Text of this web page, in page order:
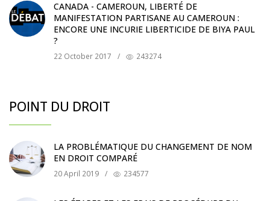
CANADA - CAMEROUN, LIBERTÉ DE
MANIFESTATION PARTISANE AU CAMEROUN :
ENCORE UNE INCURIE LIBERTICIDE DE BIYA PAUL
?
22 October 2017 / 243274
POINT DU DROIT
LA PROBLÉMATIQUE DU CHANGEMENT DE NOM
EN DROIT COMPARÉ
20 April 2019 / 234577